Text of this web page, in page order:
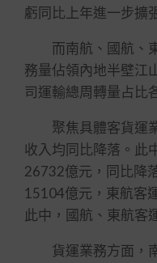
虧同比上年進一步擴
而南航、國航、東
務量佔領內地半壁江
司運輸總周轉量占比
聚焦具體客貨運業
收入均同比降落。此
26732億元，同比降
15104億元，東航客
此中，國航、東航客
貨運業務方面，南